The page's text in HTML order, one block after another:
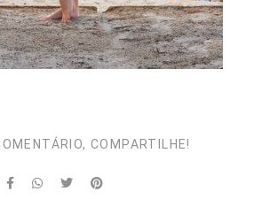
COMPARTILHE!